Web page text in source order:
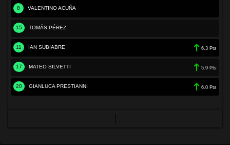
8 VALENTINO ACUÑA
15 TOMÁS PÉREZ
11 IAN SUBIABRE 6.3 Pts
17 MATEO SILVETTI 5.9 Pts
20 GIANLUCA PRESTIANNI 6.0 Pts